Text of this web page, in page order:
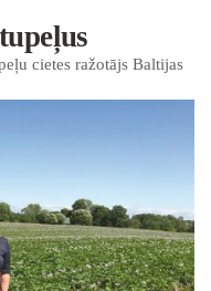
cietes ražotājs Baltijas